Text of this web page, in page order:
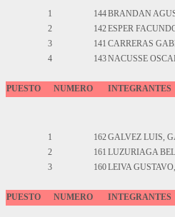
1 144BRANDAN
2
142ESPER
3
141 CARRERAS
4
143NACUSSE
PUESTO NUMERO INTEGRANTES
1 162GALVEZ LUIS,
2
161 LUZURIAGA
3
160LEIVA
PUESTO NUMERO INTEGRANTES